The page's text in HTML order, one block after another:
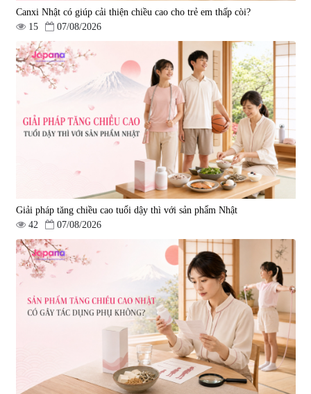
Canxi Nhật có giúp cải thiện chiều cao cho trẻ em thấp còi?
15
07/08/2026
Giải pháp tăng chiều cao tuổi dậy thì với sản phẩm Nhật
42
07/08/2026